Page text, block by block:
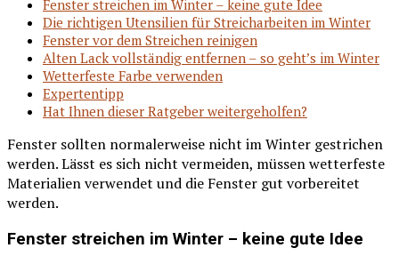
Fenster streichen im Winter – keine gute Idee
Die richtigen Utensilien für Streicharbeiten im Winter
Fenster vor dem Streichen reinigen
Alten Lack vollständig entfernen – so geht’s im Winter
Wetterfeste Farbe verwenden
Expertentipp
Hat Ihnen dieser Ratgeber weitergeholfen?
Fenster sollten normalerweise nicht im Winter gestrichen
werden. Lässt es sich nicht vermeiden, müssen wetterfeste
Materialien verwendet und die Fenster gut vorbereitet
werden.
Fenster streichen im Winter – keine gute Idee